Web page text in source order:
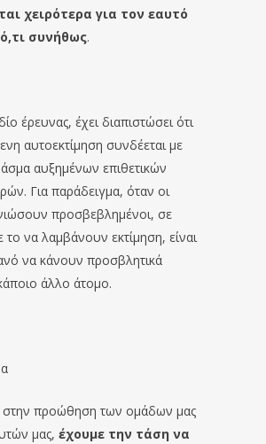
χειρότερα για τον εαυτό
συνήθως.
έρευνας, έχει διαπιστώσει ότι
αυτοεκτίμηση συνδέεται με
αυξημένων επιθετικών
Για παράδειγμα, όταν οι
προσβεβλημένοι, σε
το να λαμβάνουν εκτίμηση, είναι
να κάνουν προσβλητικά
άλλο άτομο.
στην προώθηση των ομάδων μας
μας, έχουμε την τάση να